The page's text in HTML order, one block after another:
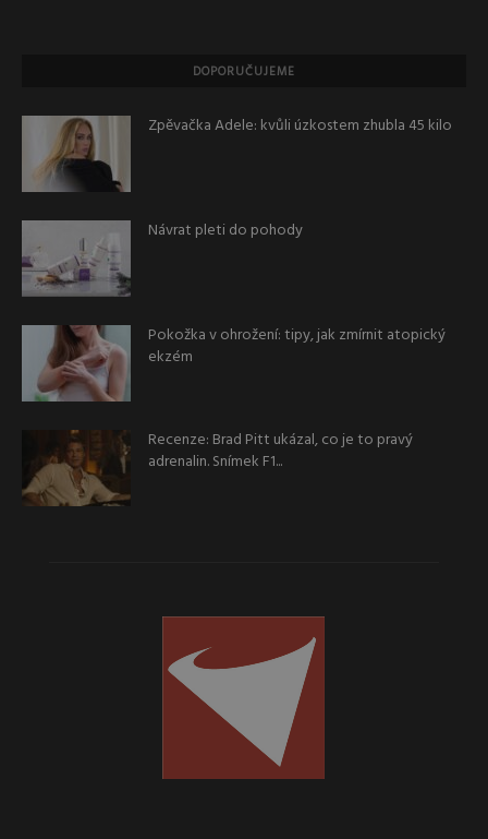
DOPORUČUJEME
Zpěvačka Adele: kvůli úzkostem zhubla 45 kilo
Návrat pleti do pohody
Pokožka v ohrožení: tipy, jak zmírnit atopický
ekzém
Recenze: Brad Pitt ukázal, co je to pravý
adrenalin. Snímek F1...